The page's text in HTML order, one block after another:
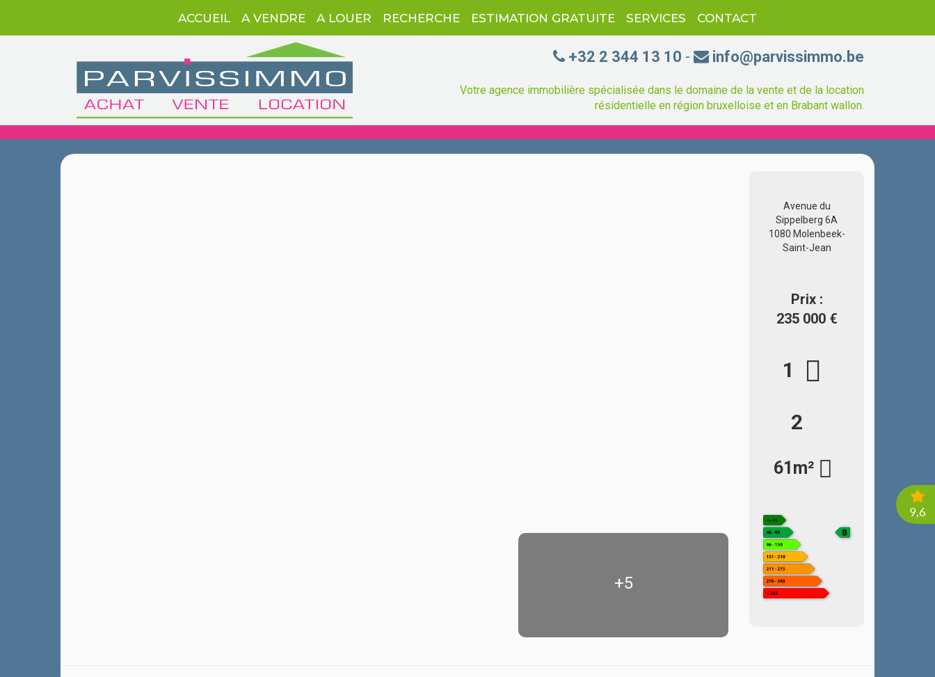
ACCUEIL A VENDRE A LOUER RECHERCHE ESTIMATION GRATUITE SERVICES CONTACT
+32 2 344 13 10 - info@parvissimmo.be
Votre agence immobilière spécialisée dans le domaine de la vente et de la location
résidentielle en région bruxelloise et en Brabant wallon.
+5
Avenue du
Sippelberg 6A
1080 Molenbeek-
Saint-Jean
Prix :
235 000 €
1
2
61m²